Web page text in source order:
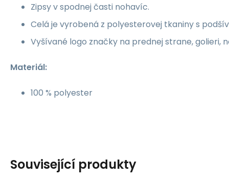
Zipsy v spodnej časti nohavíc.
Celá je vyrobená z polyesterovej tkaniny s
Vyšívané logo značky na prednej strane, golieri,
Materiál:
100 % polyester
Související produkty